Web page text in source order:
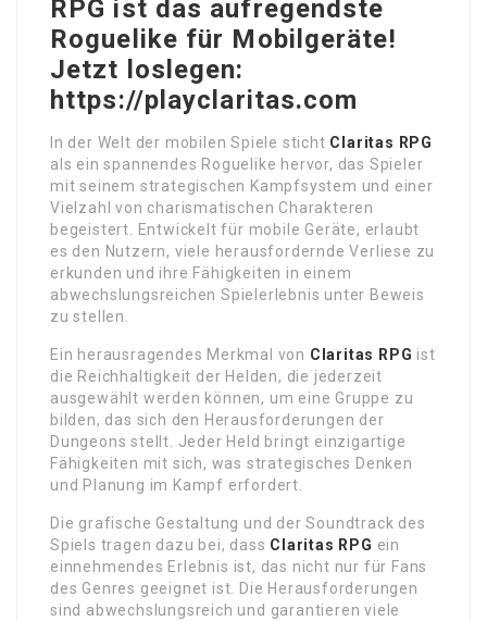
RPG ist das aufregendste
Roguelike für Mobilgeräte!
Jetzt loslegen:
https://playclaritas.com
In der Welt der mobilen Spiele sticht Claritas RPG
als ein spannendes Roguelike hervor, das Spieler
mit seinem strategischen Kampfsystem und einer
Vielzahl von charismatischen Charakteren
begeistert. Entwickelt für mobile Geräte, erlaubt
es den Nutzern, viele herausfordernde Verliese zu
erkunden und ihre Fähigkeiten in einem
abwechslungsreichen Spielerlebnis unter Beweis
zu stellen.
Ein herausragendes Merkmal von Claritas RPG ist
die Reichhaltigkeit der Helden, die jederzeit
ausgewählt werden können, um eine Gruppe zu
bilden, das sich den Herausforderungen der
Dungeons stellt. Jeder Held bringt einzigartige
Fähigkeiten mit sich, was strategisches Denken
und Planung im Kampf erfordert.
Die grafische Gestaltung und der Soundtrack des
Spiels tragen dazu bei, dass Claritas RPG ein
einnehmendes Erlebnis ist, das nicht nur für Fans
des Genres geeignet ist. Die Herausforderungen
sind abwechslungsreich und garantieren viele